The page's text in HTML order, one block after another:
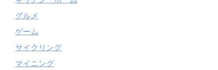
グルメ
ゲーム
サイクリング
マイニング